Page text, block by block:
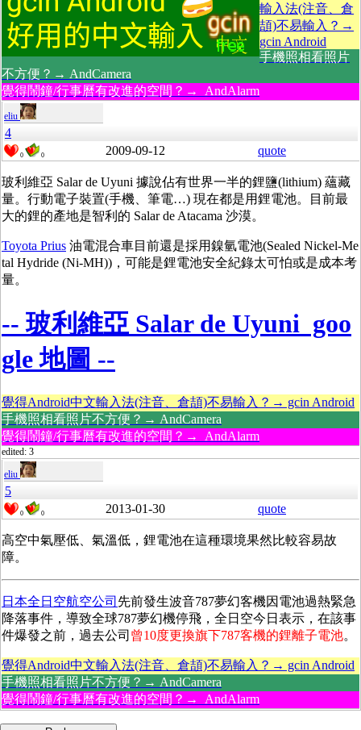
輸入法(注音、倉
頡)不易輸入？→
gcin Android
手機照相看照片
不方便？→ AndCamera
覺得鬧鐘/行事曆有改進的空間？→ AndAlarm
eliu
4
0 0 2009-09-12 quote
玻利維亞 Salar de Uyuni 據說佔有世界一半的鋰鹽(lithium) 蘊藏
量。行動電子裝置(手機、筆電…) 現在都是用鋰電池。目前最
大的鋰的產地是智利的 Salar de Atacama 沙漠。
Toyota Prius 油電混合車目前還是採用鎳氫電池(Sealed Nickel-Me
tal Hydride (Ni-MH))，可能是鋰電池安全紀錄太可怕或是成本考
量。
-- 玻利維亞 Salar de Uyuni goo
gle 地圖 --
覺得Android中文輸入法(注音、倉頡)不易輸入？→ gcin Android
手機照相看照片不方便？→ AndCamera
覺得鬧鐘/行事曆有改進的空間？→ AndAlarm
edited: 3
eliu
5
0 0 2013-01-30 quote
高空中氣壓低、氣溫低，鋰電池在這種環境果然比較容易故
障。
日本全日空航空公司 先前發生波音787夢幻客機因電池過熱緊急
降落事件，導致全球787夢幻機停飛，全日空今日表示，在該事
件爆發之前，過去公司 曾10度更換旗下787客機的鋰離子電池。
覺得Android中文輸入法(注音、倉頡)不易輸入？→ gcin Android
手機照相看照片不方便？→ AndCamera
覺得鬧鐘/行事曆有改進的空間？→ AndAlarm